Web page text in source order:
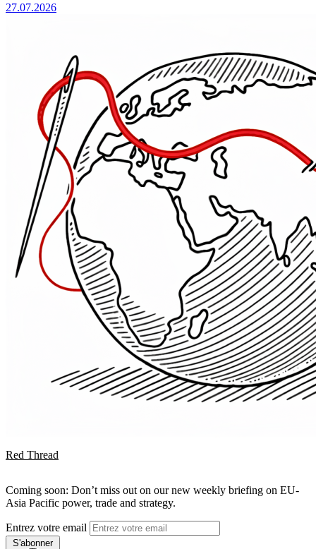
27.07.2026
Red Thread
Coming soon: Don’t miss out on our new weekly briefing on EU-
Asia Pacific power, trade and strategy.
Entrez votre email
S'abonner